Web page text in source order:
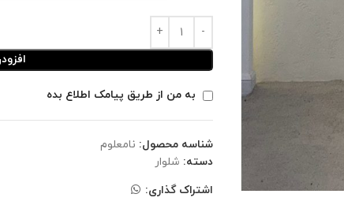
به من از طریق پیامک اطلاع بده
شناسه محصول: نامعلوم
دسته: شلوار
اشتراک گذاری: